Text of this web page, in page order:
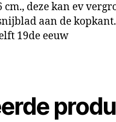
deze kan ev
aan de kopkant.
19de eeuw